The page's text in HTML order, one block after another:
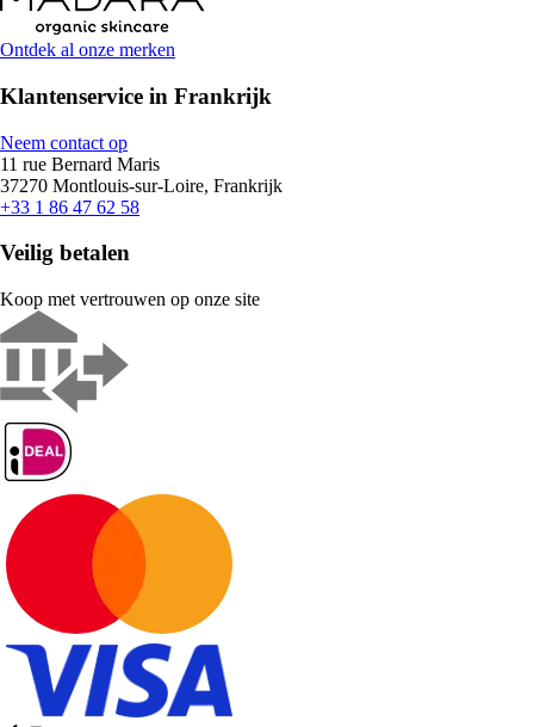
Ontdek al onze merken
Klantenservice in Frankrijk
Neem contact op
11 rue Bernard Maris
37270 Montlouis-sur-Loire, Frankrijk
+33 1 86 47 62 58
Veilig betalen
Koop met vertrouwen op onze site